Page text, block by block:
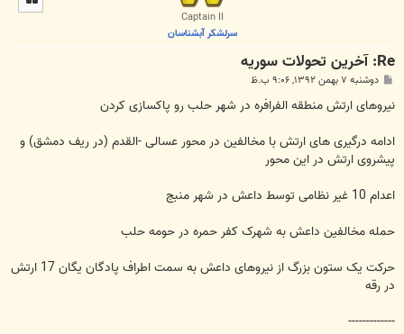
Captain II
سرلشکر آبشناسان
Re: آخرين تحولات سوريه
پ
ت
دوشنبه ۷ بهمن ۱۳۹۲, ۹:۰۶ ب.ظ
نیروهای ارتش منطقه الفرافره در شهر حلب رو پاکسازی کردن
ادامه درگیری های ارتش با مخالفین در محور عسالی -القدم (در ریف دمشق) و
پیشروی ارتش در این محور
اعدام 10 غیر نظامی توسط داعش در شهر منبج
حمله مخالفین داعش به شهرک کفر حمره در حومه حلب
حرکت یک ستون بزرگ از نیروهای داعش به سمت اطراف پادگان یگان 17 ارتش
در رقه
-------------